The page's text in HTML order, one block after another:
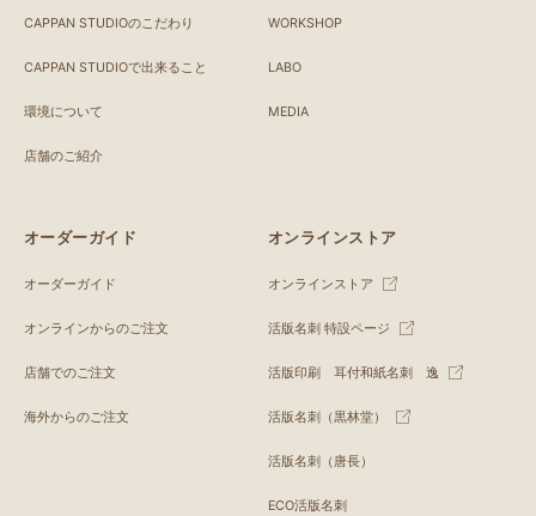
CAPPAN STUDIOのこだわり
CAPPAN STUDIOで出来ること
環境について
店舗のご紹介
WORKSHOP
LABO
MEDIA
オーダーガイド
オーダーガイド
オンラインからのご注文
店舗でのご注文
海外からのご注文
オンラインストア
オンラインストア
活版名刺 特設ページ
活版印刷 耳付和紙名刺 逸
活版名刺（黒林堂）
活版名刺（唐長）
ECO活版名刺